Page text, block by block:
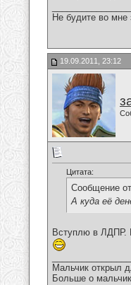
Не будите во мне
19.09.2011, 23:12
Цитата:
Сообщение от
А куда её
Вступлю в ЛДПР.
Мальчик открыл
Больше о